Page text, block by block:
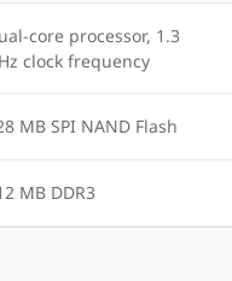
core processor, 1.3
clock frequency
MB SPI NAND Flash
MB DDR3